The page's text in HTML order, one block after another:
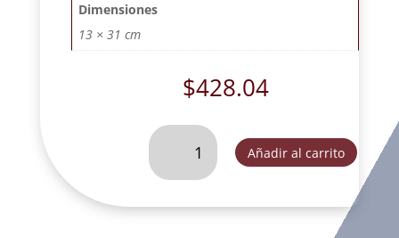
Dimensiones
13 × 31 cm
$428.04
VIRGEN
LOURDES
2-
Añadir al carrito